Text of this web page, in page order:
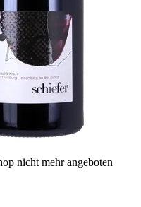
nicht mehr angeboten